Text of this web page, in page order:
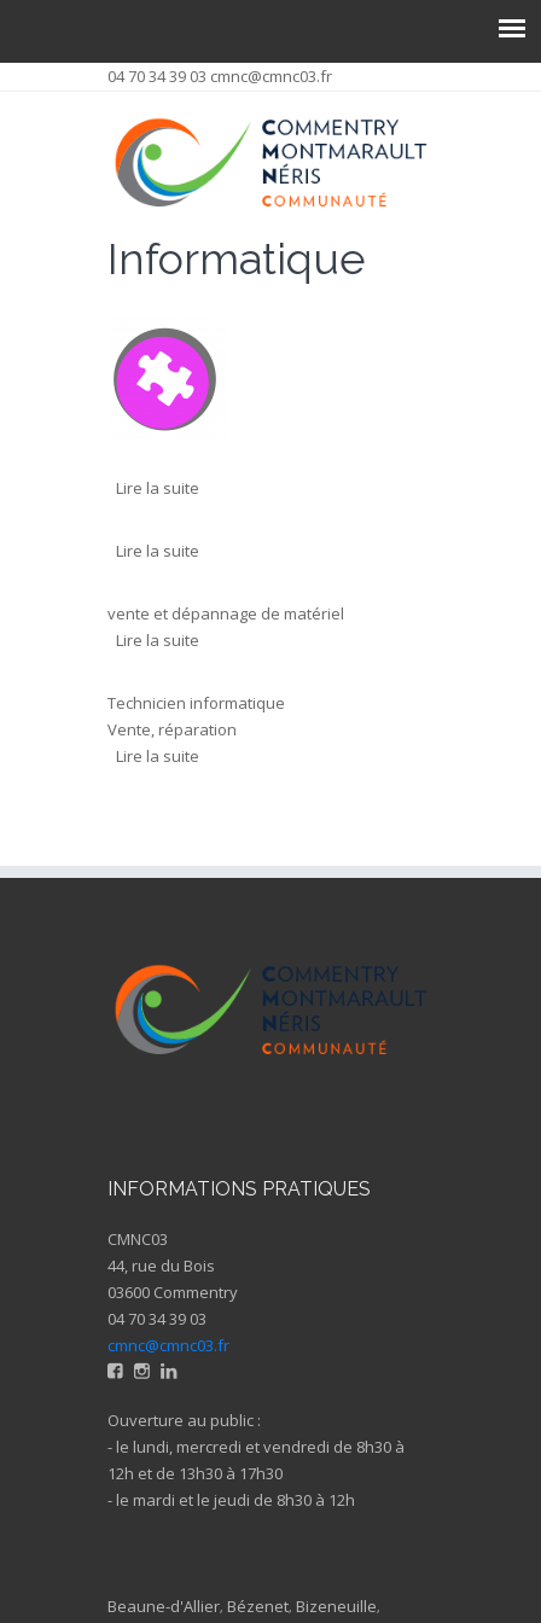
04 70 34 39 03 cmnc@cmnc03.fr
Informatique
Lire la suite
Lire la suite
vente et dépannage de matériel
Lire la suite
Technicien informatique
Vente, réparation
Lire la suite
INFORMATIONS PRATIQUES
CMNC03
44, rue du Bois
03600 Commentry
04 70 34 39 03
cmnc@cmnc03.fr
Ouverture au public :
- le lundi, mercredi et vendredi de 8h30 à
12h et de 13h30 à 17h30
- le mardi et le jeudi de 8h30 à 12h
Beaune-d'Allier, Bézenet, Bizeneuille,